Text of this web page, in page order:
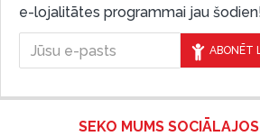
e-lojalitātes programmai jau
ABONĒT
SEKO MUMS